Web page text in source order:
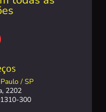
/ SP
2202
300